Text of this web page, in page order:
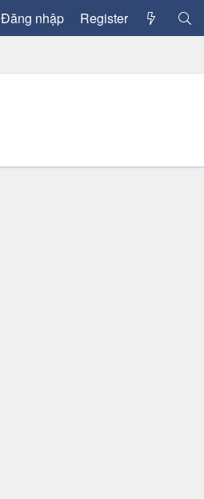
Đăng nhập Register